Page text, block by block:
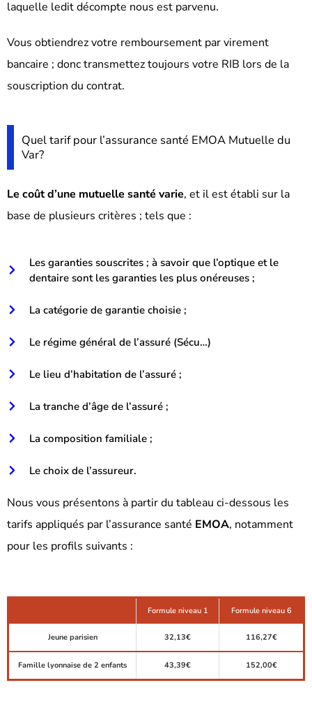
laquelle ledit décompte nous est parvenu.
Vous obtiendrez votre remboursement par virement
bancaire ; donc transmettez toujours votre RIB lors de la
souscription du contrat.
Quel tarif pour l’assurance santé EMOA Mutuelle du
Var?
Le coût d’une mutuelle santé varie, et il est établi sur la
base de plusieurs critères ; tels que :
Les garanties souscrites ; à savoir que l’optique et le
dentaire sont les garanties les plus onéreuses ;
La catégorie de garantie choisie ;
Le régime général de l’assuré (Sécu…)
Le lieu d’habitation de l’assuré ;
La tranche d’âge de l’assuré ;
La composition familiale ;
Le choix de l’assureur.
Nous vous présentons à partir du tableau ci-dessous les
tarifs appliqués par l’assurance santé EMOA, notamment
pour les profils suivants :
Formule niveau 1 Formule niveau 6
Jeune parisien 32,13€ 116,27€
Famille lyonnaise de 2 enfants 43,39€ 152,00€